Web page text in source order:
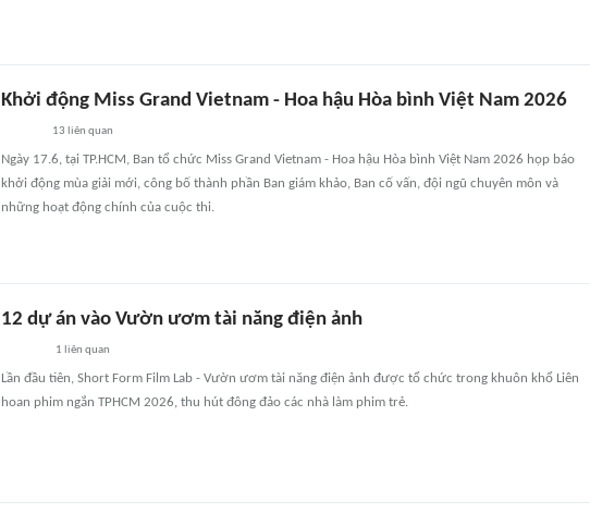
Khởi động Miss Grand Vietnam - Hoa hậu Hòa bình Việt Nam 2026
13 liên quan
Ngày 17.6, tại TP.HCM, Ban tổ chức Miss Grand Vietnam - Hoa hậu Hòa bình Việt Nam 2026 họp báo
khởi động mùa giải mới, công bố thành phần Ban giám khảo, Ban cố vấn, đội ngũ chuyên môn và
những hoạt động chính của cuộc thi.
12 dự án vào Vườn ươm tài năng điện ảnh
1 liên quan
Lần đầu tiên, Short Form Film Lab - Vườn ươm tài năng điện ảnh được tổ chức trong khuôn khổ Liên
hoan phim ngắn TPHCM 2026, thu hút đông đảo các nhà làm phim trẻ.